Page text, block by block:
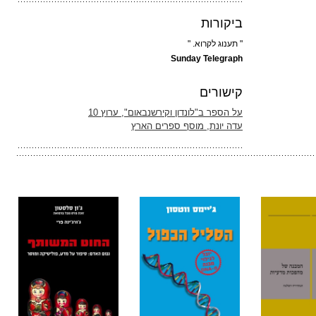
ביקורות
" תענוג לקרוא. "
Sunday Telegraph
קישורים
על הספר ב"לונדון וקירשנבאום", ערוץ 10
עדה יונת, מוסף ספרים הארץ